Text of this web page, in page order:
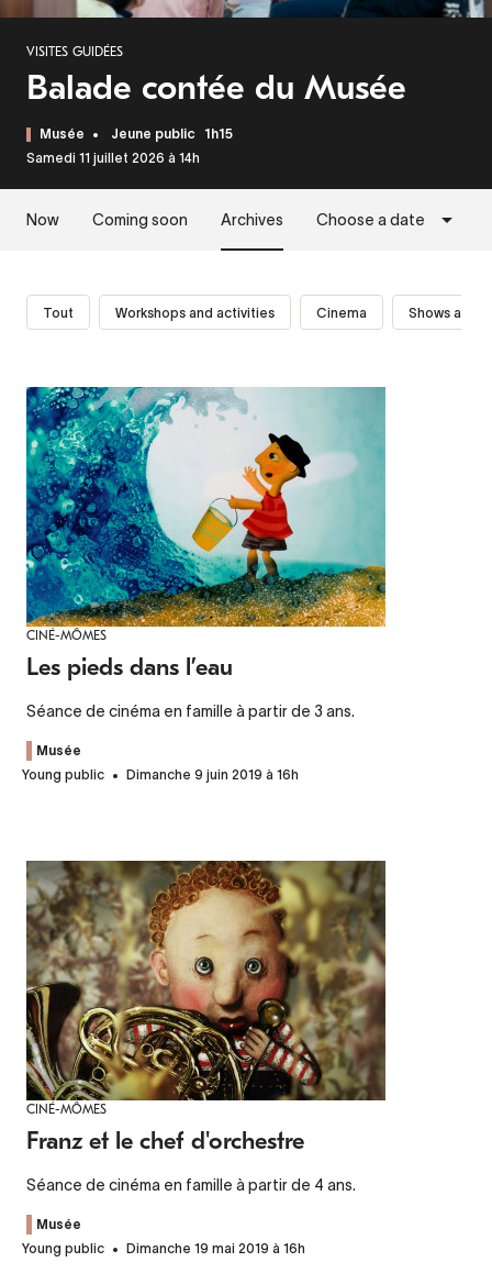
VISITES GUIDÉES
Balade contée du Musée
Musée Jeune public 1h15
Samedi 11 juillet 2026 à 14h
Now Coming soon Archives Choose a date
Tout Workshops and activities Cinema Shows and
CINÉ-MÔMES
Les pieds dans l’eau
Séance de cinéma en famille à partir de 3 ans.
Musée
Young public
Dimanche 9 juin 2019 à 16h
CINÉ-MÔMES
Franz et le chef d'orchestre
Séance de cinéma en famille à partir de 4 ans.
Musée
Young public
Dimanche 19 mai 2019 à 16h